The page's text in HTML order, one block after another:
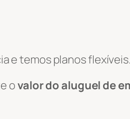
e temos planos flexíveis.
ovalor do aluguel de